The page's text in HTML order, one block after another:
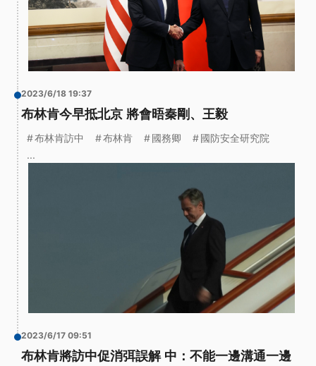
2023/6/18 19:37
布林肯今早抵北京 將會晤秦剛、王毅
布林肯訪中 布林肯 國務卿
國防安全研究院
...
2023/6/17 09:51
布林肯將訪中促消弭誤解 中：不能一邊溝通一邊